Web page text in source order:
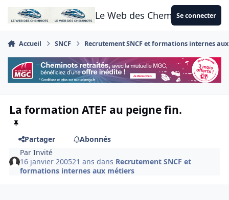
Aller au contenu
Le Web des CheminotsSe connecter
Accueil SNCF Recrutement SNCF et formations internes
La formation ATEF au peigne fin.
Partager
Abonnés
ParInvité
16 janvier 200521 ans dans Recrutement SNCF et
formations internes aux métiers